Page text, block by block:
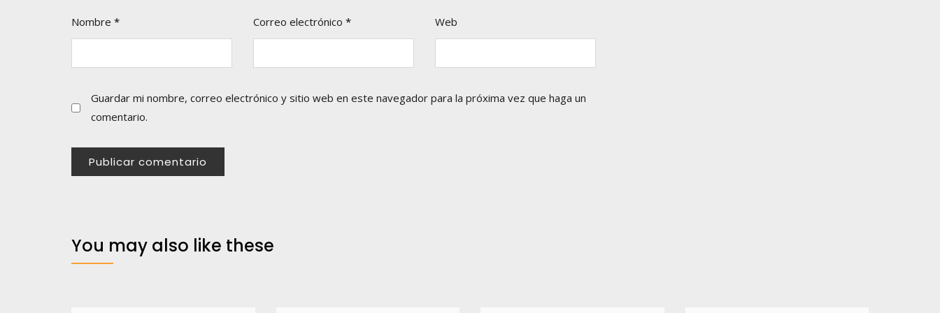
Nombre * Correo electrónico * Web
Guardar mi nombre, correo electrónico y sitio web en este navegador para la próxima vez que haga un
comentario.
You may also like these